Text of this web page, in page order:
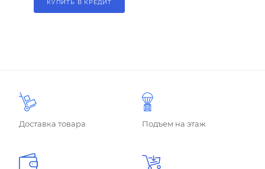
КУПИТЬ В КРЕДИТ
Доставка товара Подъем на этаж